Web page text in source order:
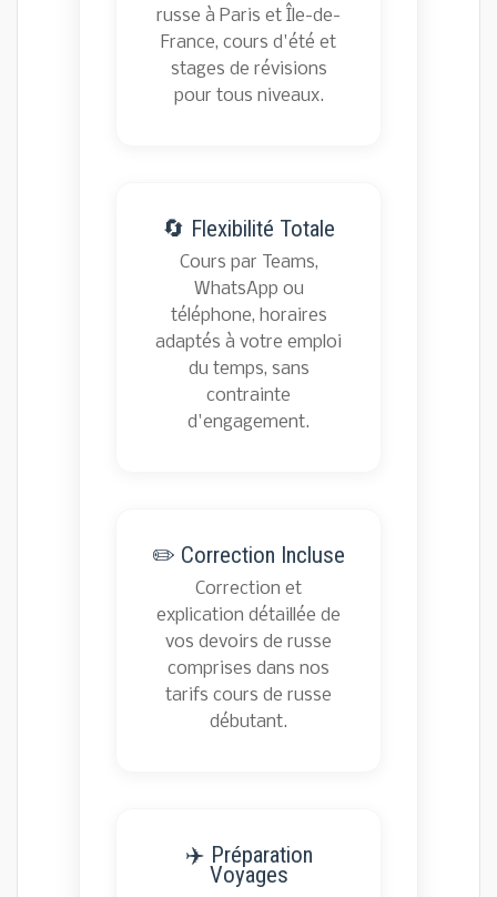
russe à Paris et Île-de-
France, cours d'été et
stages de révisions
pour tous niveaux.
🔄 Flexibilité Totale
Cours par Teams,
WhatsApp ou
téléphone, horaires
adaptés à votre emploi
du temps, sans
contrainte
d'engagement.
✏️ Correction Incluse
Correction et
explication détaillée de
vos devoirs de russe
comprises dans nos
tarifs cours de russe
débutant.
✈️ Préparation
Voyages